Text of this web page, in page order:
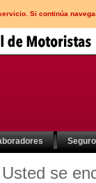
Si continúa
Usted se